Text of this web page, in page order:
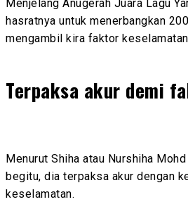
Menjelang Anugerah Juara Lagu
hasratnya untuk menerbangkan
mengambil kira faktor
Terpaksa akur demi
Menurut Shiha atau Nurshiha
begitu, dia terpaksa akur dengan
keselamatan.